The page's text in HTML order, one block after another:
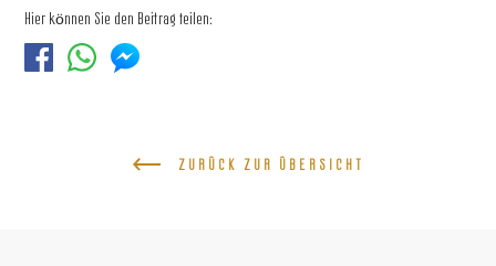
Hier können Sie den Beitrag teilen:
ZURÜCK ZUR ÜBERSICHT